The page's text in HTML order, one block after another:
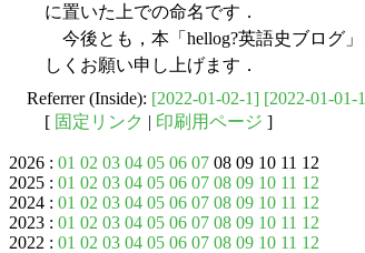
に置いた上での命名です．
今後とも，本「hellog?英語史ブログ」
しくお願い申し上げます．
Referrer (Inside): [2022-01-02-1] [2022-01-01-
[ 固定リンク | 印刷用ページ ]
2026 : 01 02 03 04 05 06 07 08 09 10 11 12
2025 : 01 02 03 04 05 06 07 08 09 10 11 12
2024 : 01 02 03 04 05 06 07 08 09 10 11 12
2023 : 01 02 03 04 05 06 07 08 09 10 11 12
2022 : 01 02 03 04 05 06 07 08 09 10 11 12